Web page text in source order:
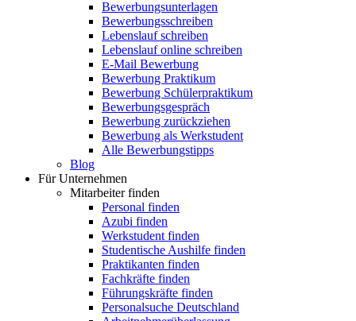
Bewerbungsunterlagen
Bewerbungsschreiben
Lebenslauf schreiben
Lebenslauf online schreiben
E-Mail Bewerbung
Bewerbung Praktikum
Bewerbung Schülerpraktikum
Bewerbungsgespräch
Bewerbung zurückziehen
Bewerbung als Werkstudent
Alle Bewerbungstipps
Blog
Für Unternehmen
Mitarbeiter finden
Personal finden
Azubi finden
Werkstudent finden
Studentische Aushilfe finden
Praktikanten finden
Fachkräfte finden
Führungskräfte finden
Personalsuche Deutschland